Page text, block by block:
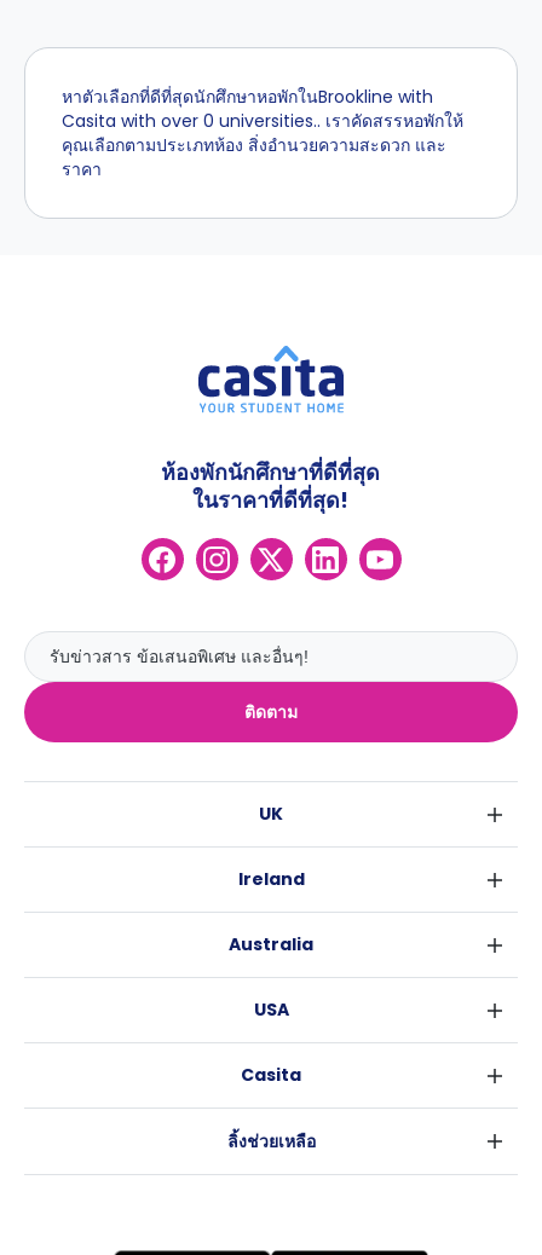
หาตัวเลือกที่ดีที่สุดนักศึกษาหอพักในBrookline with
Casita with over 0 universities.. เราคัดสรรหอพักให้
คุณเลือกตามประเภทห้อง สิ่งอำนวยความสะดวก และ
ราคา
ติดตาม
ห้องพักนักศึกษาที่ดีที่สุด
ในราคาที่ดีที่สุด!
UK
กลาสโกว
เอดินเบอระ
ลีดส์
บริสโทล
คาร์ดิฟ
Ireland
Australia
บริสเบน
อะเดลายด์
USA
แอตแลนตา
Casita
ลิ้งช่วยเหลือ